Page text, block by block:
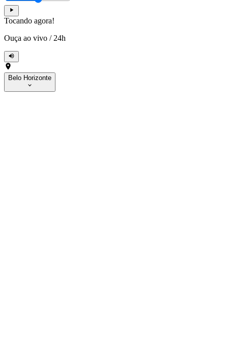
Tocando agora!
Ouça ao vivo / 24h
Belo Horizonte